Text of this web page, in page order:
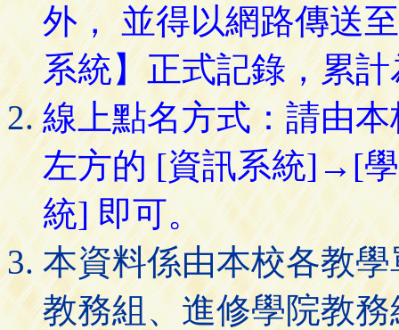
外， 並得以網路傳送
系統】正式記錄，累
線上點名方式：請由
左方的 [資訊系統]→[
統] 即可。
本資料係由本校各教
教務組、進修學院教